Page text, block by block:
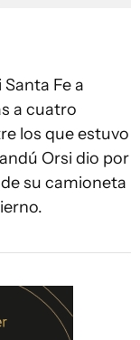
Fe a
a cuatro
los que estuvo
Orsi dio por
su camioneta